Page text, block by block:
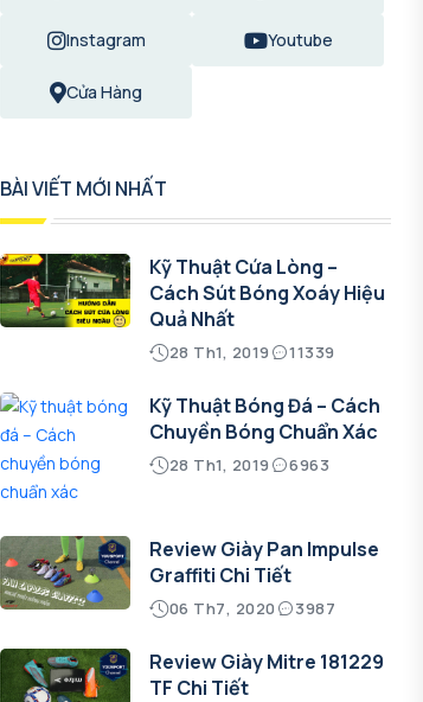
Instagram Youtube
Cửa Hàng
BÀI VIẾT MỚI NHẤT
Kỹ Thuật Cứa Lòng –
Cách Sút Bóng Xoáy Hiệu
Quả Nhất
28 Th1, 2019 11339
Kỹ Thuật Bóng Đá – Cách
Chuyền Bóng Chuẩn Xác
28 Th1, 2019 6963
Review Giày Pan Impulse
Graffiti Chi Tiết
06 Th7, 2020 3987
Review Giày Mitre 181229
TF Chi Tiết